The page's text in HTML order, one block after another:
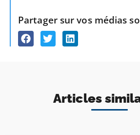
Partager sur vos médias
Articles